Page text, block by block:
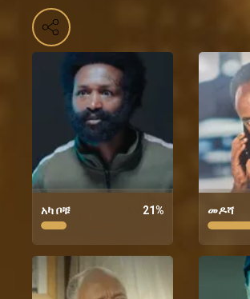
አካ ቦቹ 21% መዶሻ